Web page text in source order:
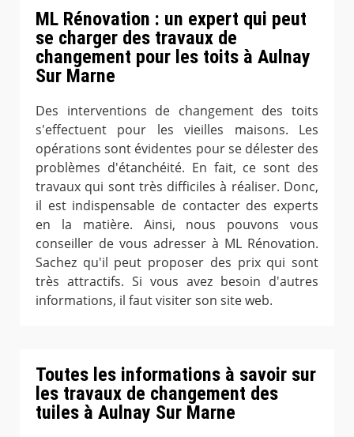
ML Rénovation : un expert qui peut
se charger des travaux de
changement pour les toits à Aulnay
Sur Marne
Des interventions de changement des toits
s'effectuent pour les vieilles maisons. Les
opérations sont évidentes pour se délester des
problèmes d'étanchéité. En fait, ce sont des
travaux qui sont très difficiles à réaliser. Donc,
il est indispensable de contacter des experts
en la matière. Ainsi, nous pouvons vous
conseiller de vous adresser à ML Rénovation.
Sachez qu'il peut proposer des prix qui sont
très attractifs. Si vous avez besoin d'autres
informations, il faut visiter son site web.
Toutes les informations à savoir sur
les travaux de changement des
tuiles à Aulnay Sur Marne